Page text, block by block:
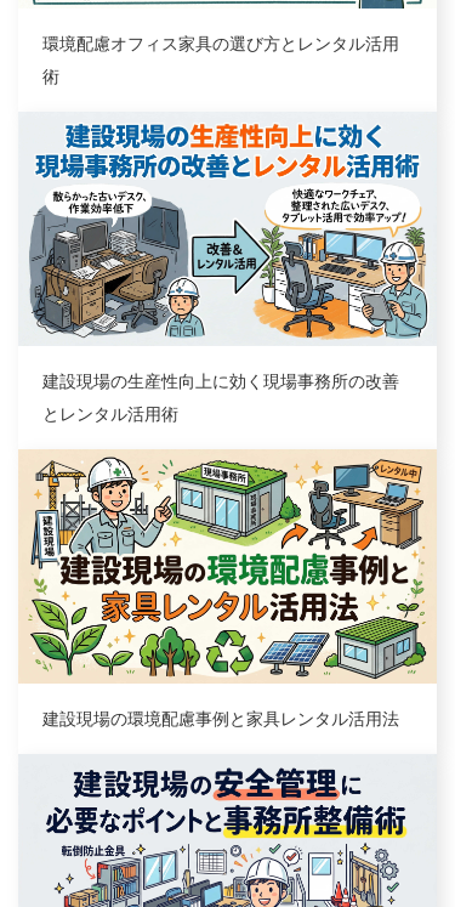
環境配慮オフィス家具の選び方とレンタル活用
術
業界トレンド
建設現場の生産性向上に効く現場事務所の改善
とレンタル活用術
業界トレンド
建設現場の環境配慮事例と家具レンタル活用法
業界トレンド